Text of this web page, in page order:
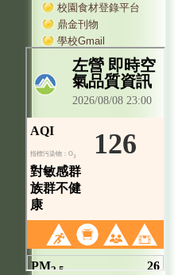
校園食材登錄平台
鼎金刊物
學校Gmail